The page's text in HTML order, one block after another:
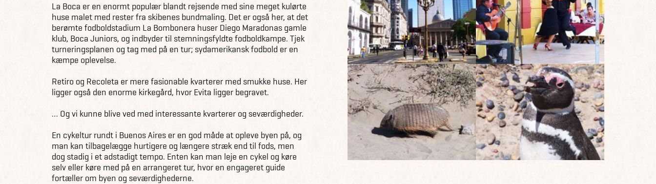
La Boca er en enormt populær blandt rejsende med sine meget kulørte
huse malet med rester fra skibenes bundmaling. Det er også her, at det
berømte fodboldstadium La Bombonera huser Diego Maradonas gamle
klub, Boca Juniors, og indbyder til stemningsfyldte fodboldkampe. Tjek
turneringsplanen og tag med på en tur; sydamerikansk fodbold er en
kæmpe oplevelse.
Retiro og Recoleta er mere fasionable kvarterer med smukke huse. Her
ligger også den enorme kirkegård, hvor Evita ligger begravet.
… Og vi kunne blive ved med interessante kvarterer og seværdigheder.
En cykeltur rundt i Buenos Aires er en god måde at opleve byen på, og
man kan tilbagelægge hurtigere og længere stræk end til fods, men
dog stadig i et adstadigt tempo. Enten kan man leje en cykel og køre
selv eller køre med på en arrangeret tur, hvor en engageret guide
fortæller om byen og seværdighederne.